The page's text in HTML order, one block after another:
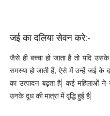
जई का दलिया सेवन करे:-
जैसे ही बच्चा हो जाता हैं तो यदि
समस्या हो जाती हैं, ऐसे में उन्हें जई के
का उत्पादन बढ़ता है| कई महिलाओं
उनके दूध की मात्रा में वृद्धि हुई है|